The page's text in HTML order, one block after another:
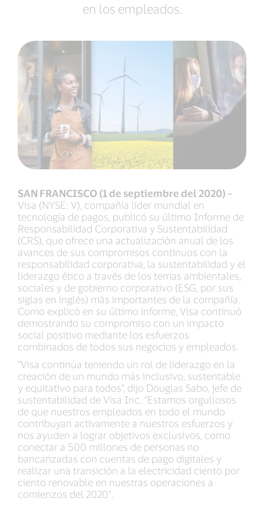
en los empleados.
SAN FRANCISCO (1 de septiembre del 2020) –
Visa (NYSE: V), compañía líder mundial en
tecnología de pagos, publicó su último Informe de
Responsabilidad Corporativa y Sustentabilidad
(CRS), que ofrece una actualización anual de los
avances de sus compromisos continuos con la
responsabilidad corporativa, la sustentabilidad y el
liderazgo ético a través de los temas ambientales,
sociales y de gobierno corporativo (ESG, por sus
siglas en inglés) más importantes de la compañía.
Como explicó en su último informe, Visa continuó
demostrando su compromiso con un impacto
social positivo mediante los esfuerzos
combinados de todos sus negocios y empleados.
“Visa continúa teniendo un rol de liderazgo en la
creación de un mundo más inclusivo, sustentable
y equitativo para todos”, dijo Douglas Sabo, jefe de
sustentabilidad de Visa Inc. “Estamos orgullosos
de que nuestros empleados en todo el mundo
contribuyan activamente a nuestros esfuerzos y
nos ayuden a lograr objetivos exclusivos, como
conectar a 500 millones de personas no
bancarizadas con cuentas de pago digitales y
realizar una transición a la electricidad ciento por
ciento renovable en nuestras operaciones a
comienzos del 2020".